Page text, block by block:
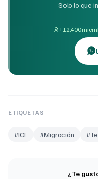
Solo lo que
+12,400
ETIQUETAS
#ICE #Migración #
¿Te